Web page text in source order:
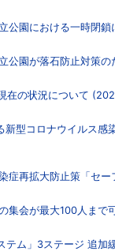
園における一時閉鎖
園が落石防止対策の
在の状況について
型コロナウイルス感
再拡大防止策「セー
集会が最大100人まで
ム」3ステージ 追加